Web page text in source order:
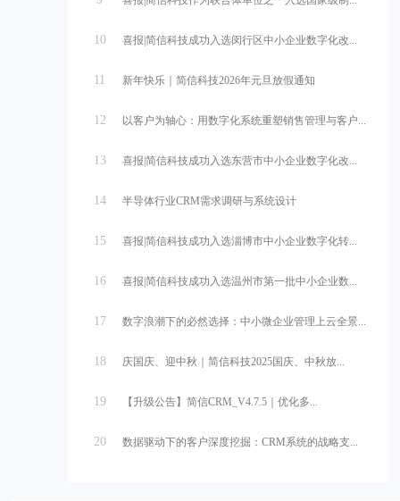
10 喜报|简信科技成功入选闵行区中小企业数字化改...
11 新年快乐｜简信科技2026年元旦放假通知
12 以客户为轴心：用数字化系统重塑销售管理与客户...
13 喜报|简信科技成功入选东营市中小企业数字化改...
14 半导体行业CRM需求调研与系统设计
15 喜报|简信科技成功入选淄博市中小企业数字化转...
16 喜报|简信科技成功入选温州市第一批中小企业数...
17 数字浪潮下的必然选择：中小微企业管理上云全景...
18 庆国庆、迎中秋｜简信科技2025国庆、中秋放...
19 【升级公告】简信CRM_V4.7.5｜优化多...
20 数据驱动下的客户深度挖掘：CRM系统的战略支...